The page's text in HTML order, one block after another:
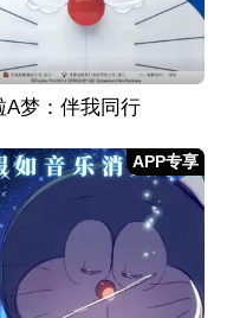
A梦：伴我同行
APP专享